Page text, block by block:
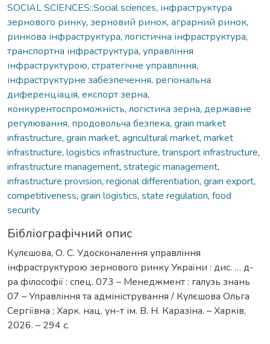
SOCIAL SCIENCES::Social sciences, інфраструктура
зернового ринку, зерновий ринок, аграрний ринок,
ринкова інфраструктура, логістична інфраструктура,
транспортна інфраструктура, управління
інфраструктурою, стратегічне управління,
інфраструктурне забезпечення, регіональна
диференціація, експорт зерна,
конкурентоспроможність, логістика зерна, державне
регулювання, продовольча безпека, grain market
infrastructure, grain market, agricultural market, market
infrastructure, logistics infrastructure, transport infrastructure,
infrastructure management, strategic management,
infrastructure provision, regional differentiation, grain export,
competitiveness, grain logistics, state regulation, food
security
Бібліографічний опис
Кулєшова, О. С. Удосконалення управління
інфраструктурою зернового ринку України : дис. … д-
ра філософії : спец. 073 – Менеджмент : галузь знань
07 – Управління та адміністрування / Кулєшова Ольга
Сергіївна ; Харк. нац. ун-т ім. В. Н. Каразіна. – Харків,
2026. – 294 с.